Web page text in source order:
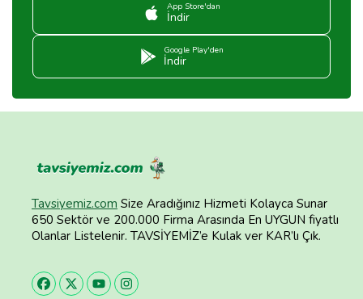
App Store'dan
İndir
Google Play'den
İndir
Tavsiyemiz.com Size Aradığınız Hizmeti Kolayca Sunar
650 Sektör ve 200.000 Firma Arasında En UYGUN fiyatlı
Olanlar Listelenir. TAVSİYEMİZ’e Kulak ver KAR’lı Çık.